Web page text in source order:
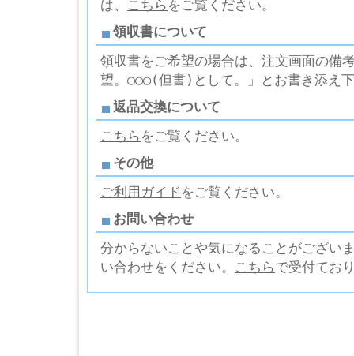
は、 こちら をご覧ください。
領収書について
領収書をご希望の場合は、注文画面の
望。○○○(但書)として。」とお書き添え
返品交換について
こちら をご覧ください。
その他
ご利用ガイド をご覧ください。
お問い合わせ
分からないことや気になることがござい
い合わせをください。 こちらで受付てお